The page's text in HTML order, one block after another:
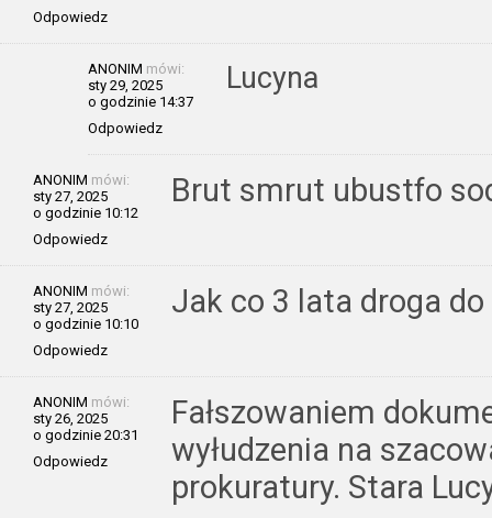
Odpowiedz
ANONIM mówi:
sty 29, 2025
o godzinie 14:37
Odpowiedz
Lucyna
ANONIM mówi:
sty 27, 2025
o godzinie 10:12
Odpowiedz
Brut smrut ubustfo
ANONIM mówi:
sty 27, 2025
o godzinie 10:10
Odpowiedz
Jak co 3 lata droga
ANONIM mówi:
sty 26, 2025
o godzinie 20:31
Odpowiedz
Fałszowaniem
wyłudzenia na
prokuratury. Stara